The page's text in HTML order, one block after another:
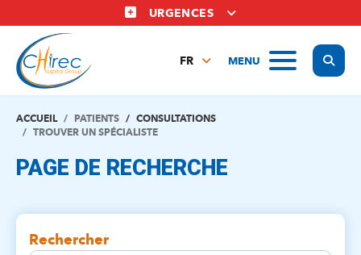
au
contenu
principal
URGENCES
MENU
FR
EN
ACCUEIL PATIENTS
CONSULTATIONS
TROUVER UN SPÉCIALISTE
PAGE DE RECHERCHE
Rechercher